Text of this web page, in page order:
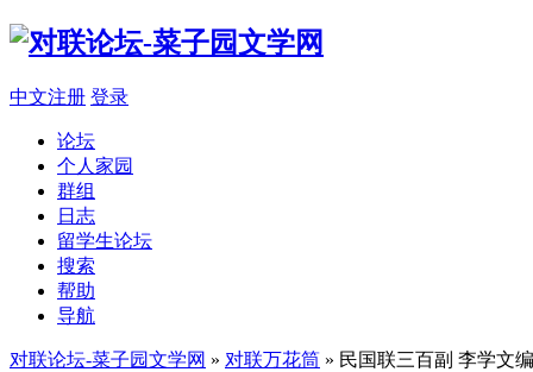
中文注册 登录
论坛
个人家园
群组
日志
留学生论坛
搜索
帮助
导航
对联论坛-菜子园文学网 » 对联万花筒 » 民国联三百副 李学文